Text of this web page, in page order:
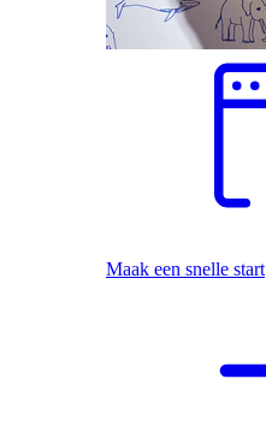
Maak een snelle start